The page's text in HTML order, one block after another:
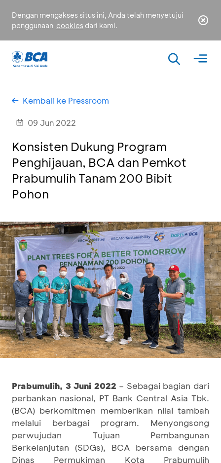
Dengan mengakses situs ini, Anda telah menyetujui
penggunaan cookies dari kami.
Kembali ke Pressroom
09 Jun 2022
Konsisten Dukung Program
Penghijauan, BCA dan Pemkot
Prabumulih Tanam 200 Bibit
Pohon
Prabumulih, 3 Juni 2022 – Sebagai bagian dari
perbankan nasional, PT Bank Central Asia Tbk.
(BCA) berkomitmen memberikan nilai tambah
melalui berbagai program. Menyongsong
perwujudan Tujuan Pembangunan
Berkelanjutan (SDGs), BCA bersama dengan
Dinas Permukiman Kota Prabumulih